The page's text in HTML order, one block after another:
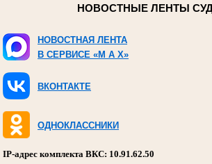
НОВОСТНЫЕ ЛЕНТЫ
НОВОСТНАЯ ЛЕНТА
В СЕРВИСЕ «M A X»
ВКОНТАКТЕ
ОДНОКЛАССНИКИ
IP-адрес комплекта ВКС: 10.91.62.50